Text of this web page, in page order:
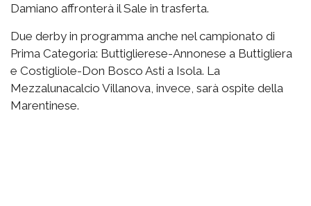
Damiano affronterà il Sale in trasferta.
Due derby in programma anche nel campionato di
Prima Categoria: Buttiglierese-Annonese a Buttigliera
e Costigliole-Don Bosco Asti a Isola. La
Mezzalunacalcio Villanova, invece, sarà ospite della
Marentinese.